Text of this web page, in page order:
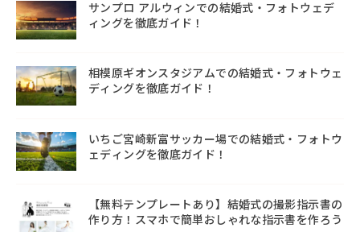
サンプロ アルウィンでの結婚式・フォトウェデ
ィングを徹底ガイド！
相模原ギオンスタジアムでの結婚式・フォトウェ
ディングを徹底ガイド！
いちご宮崎新富サッカー場での結婚式・フォトウ
ェディングを徹底ガイド！
【無料テンプレートあり】結婚式の撮影指示書の
作り方！スマホで簡単おしゃれな指示書を作ろう